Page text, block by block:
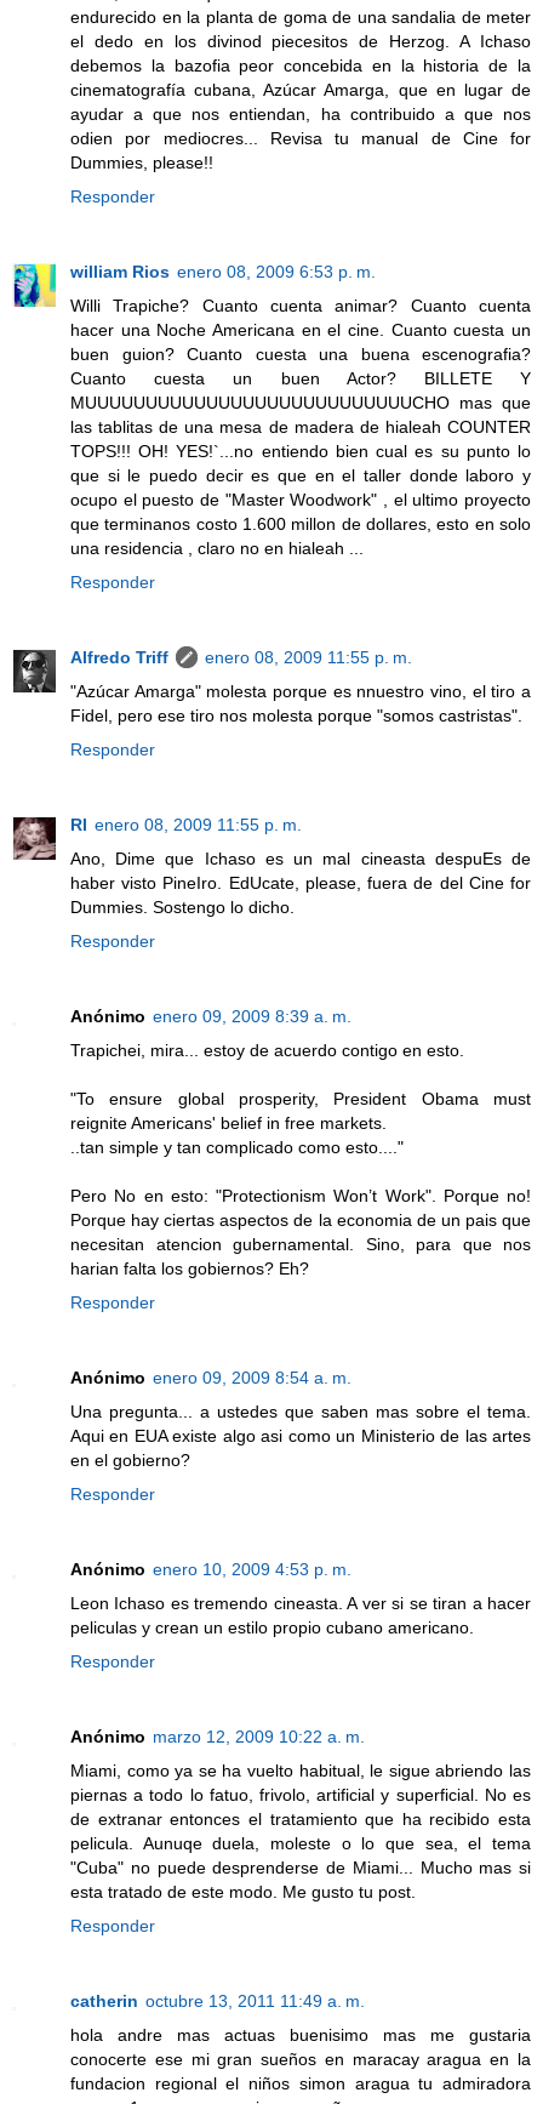
endurecido en la planta de goma de una sandalia de meter
el dedo en los divinod piecesitos de Herzog. A Ichaso
debemos la bazofia peor concebida en la historia de la
cinematografía cubana, Azúcar Amarga, que en lugar de
ayudar a que nos entiendan, ha contribuido a que nos
odien por mediocres... Revisa tu manual de Cine for
Dummies, please!!
Responder
william Rios enero 08, 2009 6:53 p. m.
Willi Trapiche? Cuanto cuenta animar? Cuanto cuenta
hacer una Noche Americana en el cine. Cuanto cuesta un
buen guion? Cuanto cuesta una buena escenografia?
Cuanto cuesta un buen Actor? BILLETE Y
MUUUUUUUUUUUUUUUUUUUUUUUUUUUCHO mas que
las tablitas de una mesa de madera de hialeah COUNTER
TOPS!!! OH! YES!`...no entiendo bien cual es su punto lo
que si le puedo decir es que en el taller donde laboro y
ocupo el puesto de "Master Woodwork" , el ultimo proyecto
que terminanos costo 1.600 millon de dollares, esto en solo
una residencia , claro no en hialeah ...
Responder
Alfredo Triff
enero 08, 2009 11:55 p. m.
"Azúcar Amarga" molesta porque es nnuestro vino, el tiro a
Fidel, pero ese tiro nos molesta porque "somos castristas".
Responder
RI enero 08, 2009 11:55 p. m.
Ano, Dime que Ichaso es un mal cineasta despuEs de
haber visto PineIro. EdUcate, please, fuera de del Cine for
Dummies. Sostengo lo dicho.
Responder
Anónimo enero 09, 2009 8:39 a. m.
Trapichei, mira... estoy de acuerdo contigo en esto.
"To ensure global prosperity, President Obama must
reignite Americans' belief in free markets.
..tan simple y tan complicado como esto...."
Pero No en esto: "Protectionism Won’t Work". Porque no!
Porque hay ciertas aspectos de la economia de un pais que
necesitan atencion gubernamental. Sino, para que nos
harian falta los gobiernos? Eh?
Responder
Anónimo enero 09, 2009 8:54 a. m.
Una pregunta... a ustedes que saben mas sobre el tema.
Aqui en EUA existe algo asi como un Ministerio de las artes
en el gobierno?
Responder
Anónimo enero 10, 2009 4:53 p. m.
Leon Ichaso es tremendo cineasta. A ver si se tiran a hacer
peliculas y crean un estilo propio cubano americano.
Responder
Anónimo marzo 12, 2009 10:22 a. m.
Miami, como ya se ha vuelto habitual, le sigue abriendo las
piernas a todo lo fatuo, frivolo, artificial y superficial. No es
de extranar entonces el tratamiento que ha recibido esta
pelicula. Aunuqe duela, moleste o lo que sea, el tema
"Cuba" no puede desprenderse de Miami... Mucho mas si
esta tratado de este modo. Me gusto tu post.
Responder
catherin octubre 13, 2011 11:49 a. m.
hola andre mas actuas buenisimo mas me gustaria
conocerte ese mi gran sueños en maracay aragua en la
fundacion regional el niños simon aragua tu admiradora